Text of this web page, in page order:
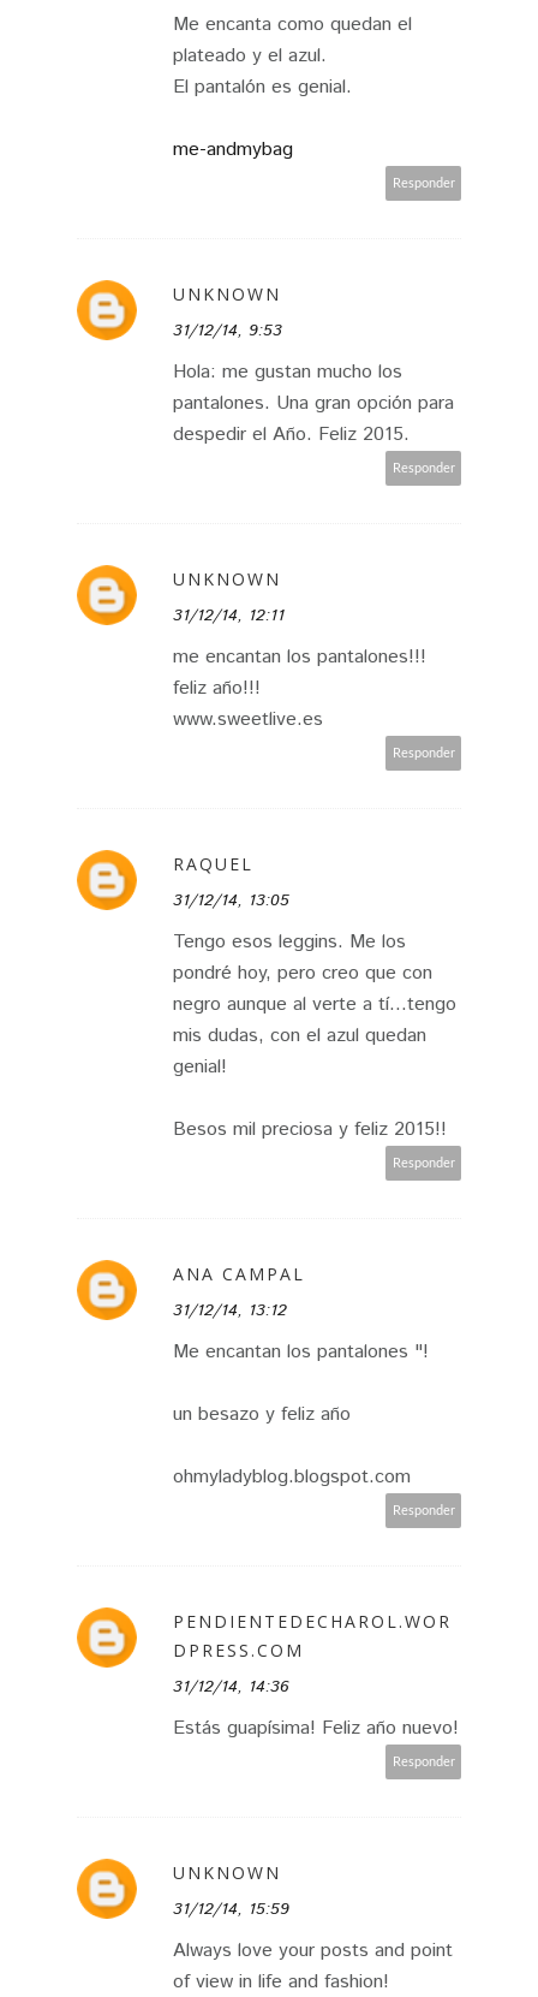
Me encanta como quedan el
plateado y el azul.
El pantalón es genial.
me-andmybag
Responder
UNKNOWN
31/12/14, 9:53
Hola: me gustan mucho los
pantalones. Una gran opción para
despedir el Año. Feliz 2015.
Responder
UNKNOWN
31/12/14, 12:11
me encantan los pantalones!!!
feliz año!!!
www.sweetlive.es
Responder
RAQUEL
31/12/14, 13:05
Tengo esos leggins. Me los
pondré hoy, pero creo que con
negro aunque al verte a tí...tengo
mis dudas, con el azul quedan
genial!
Besos mil preciosa y feliz 2015!!
Responder
ANA CAMPAL
31/12/14, 13:12
Me encantan los pantalones "!
un besazo y feliz año
ohmyladyblog.blogspot.com
Responder
PENDIENTEDECHAROL.WOR
DPRESS.COM
31/12/14, 14:36
Estás guapísima! Feliz año nuevo!
Responder
UNKNOWN
31/12/14, 15:59
Always love your posts and point
of view in life and fashion!